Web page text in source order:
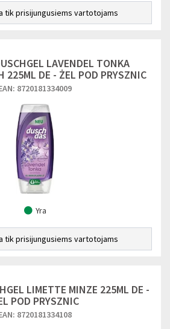
tik prisijungusiems vartotojams
LAVENDEL TONKA
225ML DE - ŻEL POD PRYSZNIC
8720181334009
Yra
tik prisijungusiems vartotojams
LIMETTE MINZE 225ML DE -
POD PRYSZNIC
8720181334108